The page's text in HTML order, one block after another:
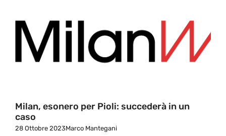
Milan, esonero per Pioli: succederà in un
caso
28 Ottobre 2023Marco Mantegani